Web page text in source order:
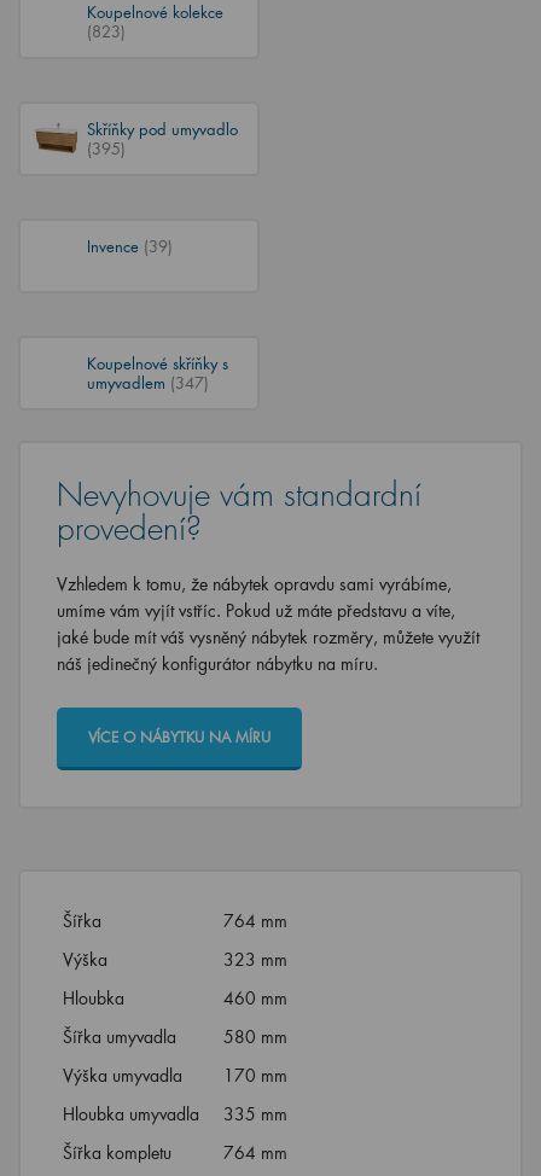
Koupelnové kolekce
(823)
Skříňky pod umyvadlo
(395)
Invence (39)
Koupelnové skříňky s
umyvadlem (347)
Nevyhovuje vám standardní
provedení?
Vzhledem k tomu, že nábytek opravdu sami vyrábíme,
umíme vám vyjít vstříc. Pokud už máte představu a víte,
jaké bude mít váš vysněný nábytek rozměry, můžete využít
náš jedinečný konfigurátor nábytku na míru.
VÍCE O NÁBYTKU NA MÍRU
Šířka
764 mm
Výška
323 mm
Hloubka
460 mm
Šířka umyvadla
580 mm
Výška umyvadla
170 mm
Hloubka umyvadla
335 mm
Šířka kompletu
764 mm